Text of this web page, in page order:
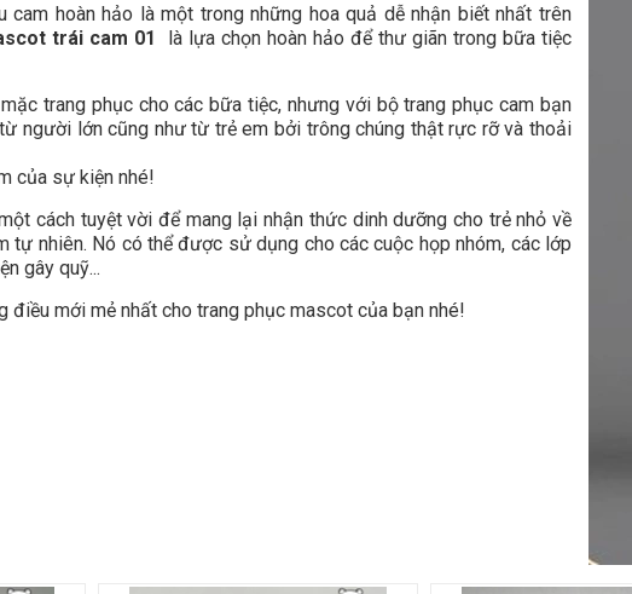
cam hoàn hảo là một trong những hoa quả dễ nhận biết nhất trên
trái cam 01
là lựa chọn hoàn hảo để thư giãn trong bữa tiệc
trang phục cho các bữa tiệc, nhưng với bộ trang phục cam bạn
người lớn cũng như từ trẻ em bởi trông chúng thật rực rỡ và thoải
của sự kiện nhé!
cách tuyệt vời để mang lại nhận thức dinh dưỡng cho trẻ nhỏ về
tự nhiên. Nó có thể được sử dụng cho các cuộc họp nhóm, các lớp
gây quỹ...
điều mới mẻ nhất cho trang phục mascot của bạn nhé!